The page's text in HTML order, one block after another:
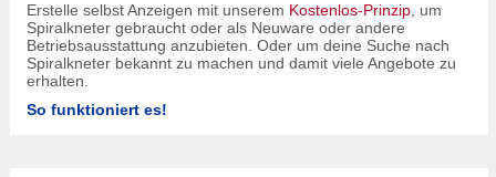
Erstelle selbst Anzeigen mit unserem Kostenlos-Prinzip , um
Spiralkneter gebraucht oder als Neuware oder andere
Betriebsausstattung anzubieten. Oder um deine Suche nach
Spiralkneter bekannt zu machen und damit viele Angebote zu
erhalten.
So funktioniert es!